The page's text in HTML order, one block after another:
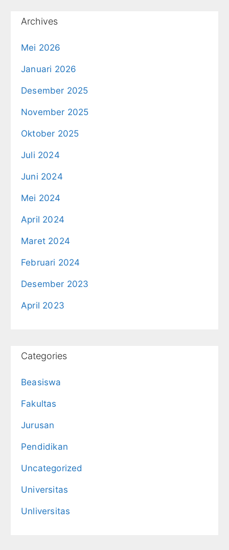
Archives
Mei 2026
Januari 2026
Desember 2025
November 2025
Oktober 2025
Juli 2024
Juni 2024
Mei 2024
April 2024
Maret 2024
Februari 2024
Desember 2023
April 2023
Categories
Beasiswa
Fakultas
Jurusan
Pendidikan
Uncategorized
Universitas
Unliversitas